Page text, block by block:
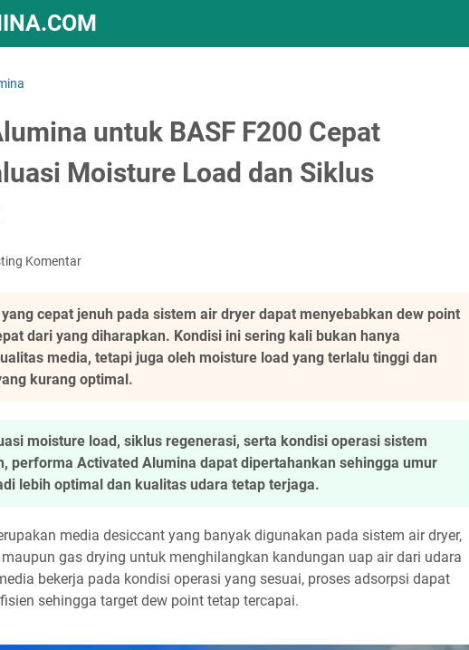
untuk BASF F200 Cepat
Moisture Load dan Siklus
Komentar
cepat jenuh pada sistem air dryer dapat menyebabkan dew point
dari yang diharapkan. Kondisi ini sering kali bukan hanya
media, tetapi juga oleh moisture load yang terlalu tinggi dan
kurang optimal.
moisture load, siklus regenerasi, serta kondisi operasi sistem
performa Activated Alumina dapat dipertahankan sehingga umur
lebih optimal dan kualitas udara tetap terjaga.
media desiccant yang banyak digunakan pada sistem air dryer,
maupun gas drying untuk menghilangkan kandungan uap air dari udara
bekerja pada kondisi operasi yang sesuai, proses adsorpsi dapat
sehingga target dew point tetap tercapai.